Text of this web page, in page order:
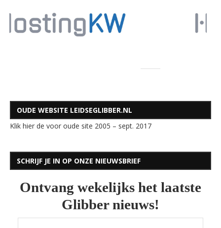
OUDE WEBSITE LEIDSEGLIBBER.NL
Klik hier de voor oude site 2005 – sept. 2017
SCHRIJF JE IN OP ONZE NIEUWSBRIEF
Ontvang wekelijks het laatste
Glibber nieuws!